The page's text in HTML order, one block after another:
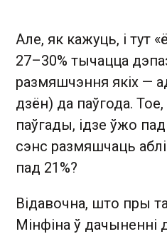
Але, як кажуць, і тут
27–30% тычацца
размяшчэння якіх —
дзён) да паўгода.
паўгады, ідзе ўжо
сэнс размяшчаць
пад 21%?
Відавочна, што пры
Мінфіна ў дачыненні